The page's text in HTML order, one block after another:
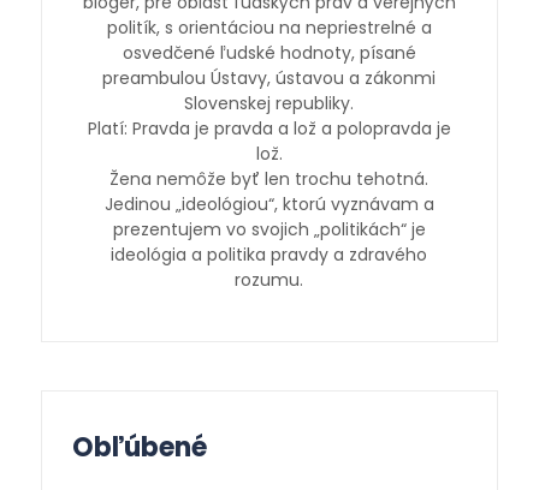
politík, s orientáciou na nepriestrelné a
osvedčené ľudské hodnoty, písané
preambulou Ústavy, ústavou a zákonmi
Slovenskej republiky.
Platí: Pravda je pravda a lož a polopravda je
lož.
Žena nemôže byť len trochu tehotná.
Jedinou „ideológiou“, ktorú vyznávam a
prezentujem vo svojich „politikách“ je
ideológia a politika pravdy a zdravého
rozumu.
Obľúbené